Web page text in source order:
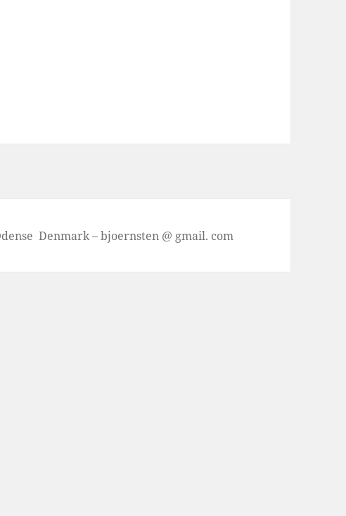
Denmark – bjoernsten @ gmail. com